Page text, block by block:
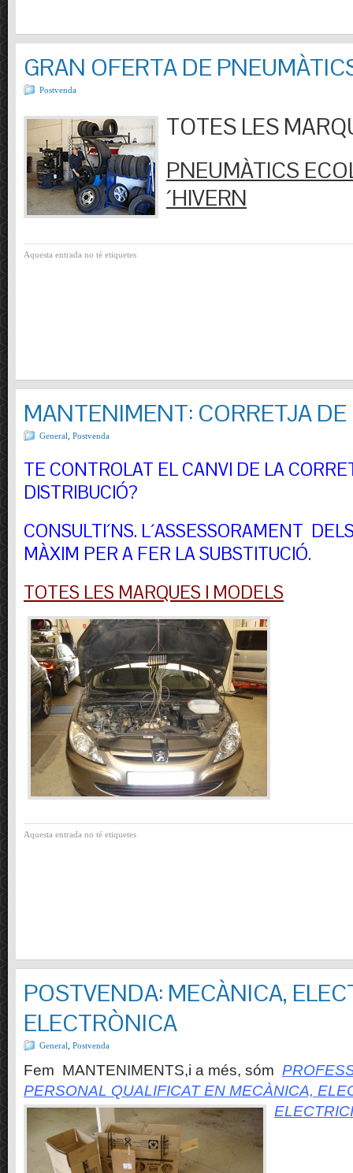
GRAN OFERTA DE
Postvenda
TOTES LES
PNEUMÀTICS
´HIVERN
Aquesta entrada no té etiquetes
MANTENIMENT: CORRETJA
General Postvenda
TE CONTROLAT EL CANVI DE LA
DISTRIBUCIÓ?
CONSULTI´NS. L´ASSESSORAMENT
MÀXIM PER A FER LA SUBSTITUCIÓ.
TOTES LES MARQUES I MODELS
Aquesta entrada no té etiquetes
POSTVENDA: MECÀNICA,
ELECTRÒNICA
General Postvenda
Fem MANTENIMENTS,i a més, sóm
PERSONAL QUALIFICAT EN MECÀNICA,